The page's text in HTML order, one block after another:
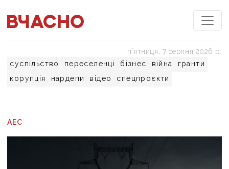
суспільство переселенці бізнес війна
гранти
корупція
нардепи відео спецпроєкти
пʼятниця, 7 серпня 2026 р.
АЕС